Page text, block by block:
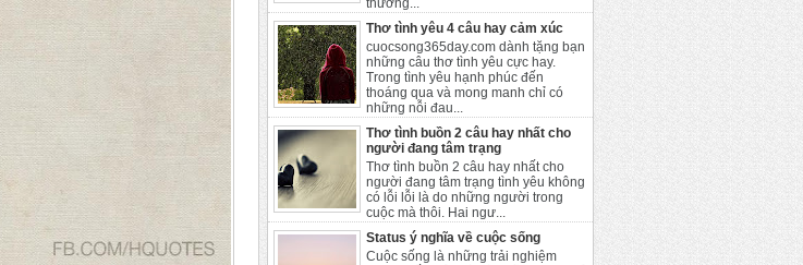
Thơ tình yêu 4 câu hay cảm xúc
cuocsong365day.com dành tặng bạn
những câu thơ tình yêu cực hay.
Trong tình yêu hạnh phúc đến
thoáng qua và mong manh chỉ có
những nỗi đau...
Thơ tình buồn 2 câu hay nhất cho
người đang tâm trạng
Thơ tình buồn 2 câu hay nhất cho
người đang tâm trạng tình yêu không
có lỗi lỗi là do những người trong
cuộc mà thôi. Hai ngư...
Status ý nghĩa về cuộc sống
Cuộc sống là những trải nghiệm